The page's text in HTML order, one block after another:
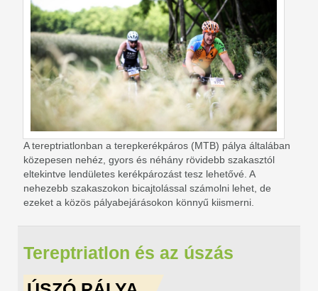
A tereptriatlonban a terepkerékpáros (MTB) pálya általában
közepesen nehéz, gyors és néhány rövidebb szakasztól
eltekintve lendületes kerékpározást tesz lehetővé. A
nehezebb szakaszokon bicajtolással számolni lehet, de
ezeket a közös pályabejárásokon könnyű kiismerni.
Tereptriatlon és az úszás